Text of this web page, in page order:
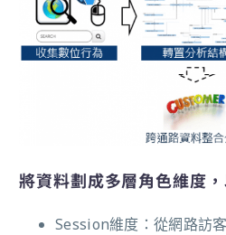
將資料劃成多層角色維度
Session維度：從網路訪